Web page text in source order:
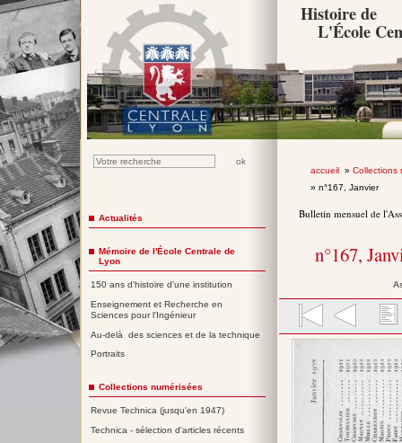
Histoire de
L'École
accueil» Collections
» n°167, Janvier
Bulletin mensuel de
n°167,
Actualités
Mémoire de l'École Centrale de
Lyon
150 ans d'histoire d'une institution
Enseignement et Recherche en
Sciences pour l'Ingénieur
Au-delà des sciences et de la technique
Portraits
Collections numérisées
Revue Technica (jusqu'en 1947)
Technica - sélection d'articles récents